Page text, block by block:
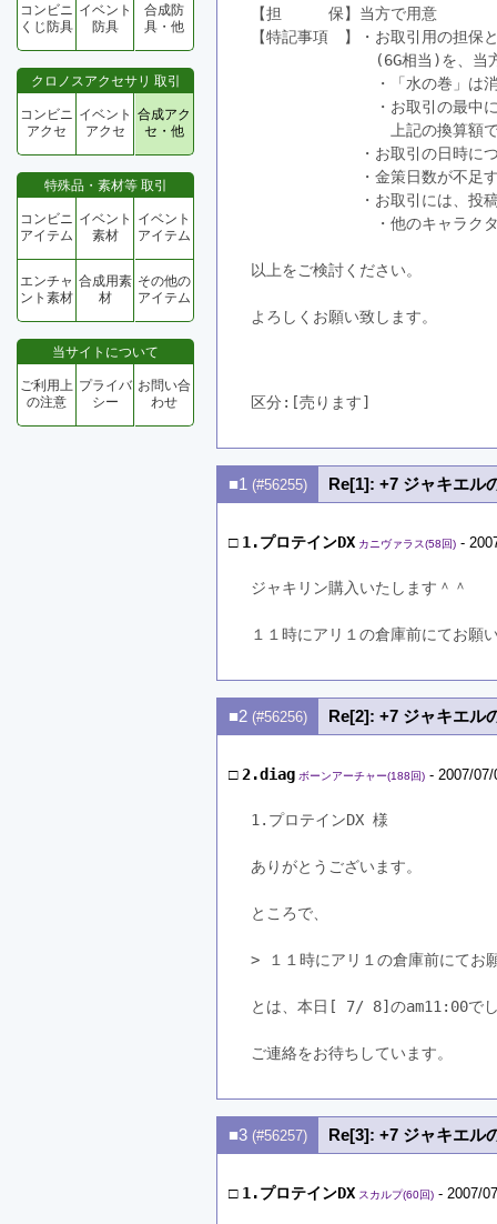
コンビニ
くじ防具
イベント
防具
合成防
具・他
クロノスアクセサリ 取引
コンビニ
アクセ
イベント
アクセ
合成アク
セ・他
特殊品・素材等 取引
コンビニ
アイテム
イベント
素材
イベント
アイテム
エンチャ
ント素材
合成用素
材
その他の
アイテム
当サイトについて
ご利用上
の注意
プライバ
シー
お問い合
わせ
【担　　　保】当方で用意
【特記事項　】・お取引用の担保
(6G相当)を、当方で
・「水の巻」は消耗アイ
・お取引の最中に誤って使
上記の換算額で弁済
・お取引の日時についてで
・金策日数が不足するよ
・お取引には、投稿され
・他のキャラクタでは、
以上をご検討ください。
よろしくお願い致します。
区分:[売ります]
■1 (#56255) Re[1]: +7 ジャキエル
□ 1.プロテインDX カニヴァラス(58回) -
ジャキリン購入いたします＾＾
１１時にアリ１の倉庫前にてお願
■2 (#56256) Re[2]: +7 ジャキエル
□ 2.diag ボーンアーチャー(188回) - 2007/
1.プロテインDX 様
ありがとうございます。
ところで、
> １１時にアリ１の倉庫前にてお
とは、本日[ 7/ 8]のam11:00で
ご連絡をお待ちしています。
■3 (#56257) Re[3]: +7 ジャキエル
□ 1.プロテインDX スカルプ(60回) - 2007/